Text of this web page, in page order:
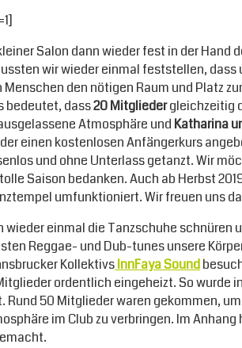
Salon dann wieder fest in der Hand
wir wieder einmal feststellen,
den nötigen Raum und Platz
bedeutet, dass20 Mitgliedergleichzeitig
Atmosphäre und Katharina
einen kostenlosen Anfängerkurs
und ohne Unterlass getanzt. Wir
Saison bedanken. Auch ab Herbst
umfunktioniert. Wir freuen uns
einmal die Tanzschuhe schnüren
Reggae- und Dub-tunes unsere
KollektivsInnFayaSound
ordentlich eingeheizt. So wurde
Rund 50 Mitglieder waren gekommen,
im Club zu verbringen. Im Anhang